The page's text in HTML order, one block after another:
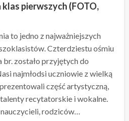
klas pierwszych (FOTO,
to jedno z najważniejszych
Czterdziestu ośmiu
zostało przyjętych do
najmłodsi uczniowie z wielką
część artystyczną,
recytatorskie i wokalne.
rodziców…